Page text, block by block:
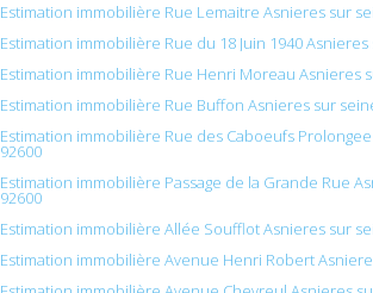
Estimation immobilière Rue Lemaitre Asnieres sur
Estimation immobilière Rue du 18 Juin 1940
Estimation immobilière Rue Henri Moreau Asnieres
Estimation immobilière Rue Buffon Asnieres sur
Estimation immobilière Rue des Caboeufs
92600
Estimation immobilière Passage de la Grande Rue
92600
Estimation immobilière Allée Soufflot Asnieres sur
Estimation immobilière Avenue Henri Robert